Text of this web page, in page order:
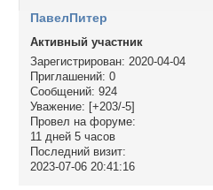
ПавелПитер
Активный участник
Зарегистрирован: 2020-04-04
Приглашений: 0
Сообщений: 924
Уважение: [+203/-5]
Провел на форуме:
11 дней 5 часов
Последний визит:
2023-07-06 20:41:16